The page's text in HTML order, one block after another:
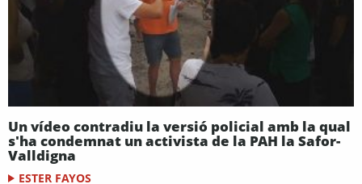
Un vídeo contradiu la versió policial amb la qual
s'ha condemnat un activista de la PAH la Safor-
Valldigna
ESTER FAYOS